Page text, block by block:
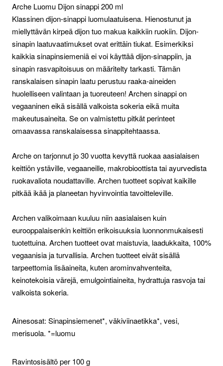
Arche Luomu Dijon sinappi 200 ml
Klassinen dijon-sinappi luomulaatuisena. Hienostunut ja
miellyttävän kirpeä dijon tuo makua kaikkiin ruokiin. Dijon-
sinapin laatuvaatimukset ovat erittäin tiukat. Esimerkiksi
kaikkia sinapinsiemeniä ei voi käyttää dijon-sinappiin, ja
sinapin rasvapitoisuus on määritelty tarkasti. Tämän
ranskalaisen sinapin laatu perustuu raaka-aineiden
huolelliseen valintaan ja tuoreuteen! Archen sinappi on
vegaaninen eikä sisällä valkoista sokeria eikä muita
makeutusaineita. Se on valmistettu pitkät perinteet
omaavassa ranskalaisessa sinappitehtaassa.
Arche on tarjonnut jo 30 vuotta kevyttä ruokaa aasialaisen
keittiön ystäville, vegaaneille, makrobioottista tai ayurvedista
ruokavaliota noudattaville. Archen tuotteet sopivat kaikille
pitkää ikää ja planeetan hyvinvointia tavoitteleville.
Archen valikoimaan kuuluu niin aasialaisen kuin
eurooppalaisenkin keittiön erikoisuuksia luonnonmukaisesti
tuotettuina. Archen tuotteet ovat maistuvia, laadukkaita, 100%
vegaanisia ja turvallisia. Archen tuotteet eivät sisällä
tarpeettomia lisäaineita, kuten arominvahventeita,
keinotekoisia värejä, emulgointiaineita, hydrattuja rasvoja tai
valkoista sokeria.
Ainesosat: Sinapinsiemenet*, väkiviinaetikka*, vesi,
merisuola. *=luomu
Ravintosisältö per 100 g